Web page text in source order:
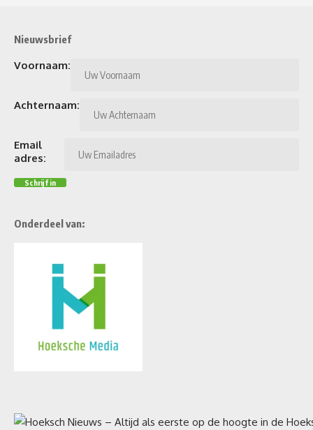
Nieuwsbrief
Voornaam:
Achternaam:
Email
adres:
Onderdeel van: